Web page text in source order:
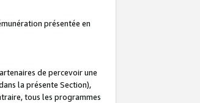
présentée en
de percevoir une
la présente Section),
tous les programmes